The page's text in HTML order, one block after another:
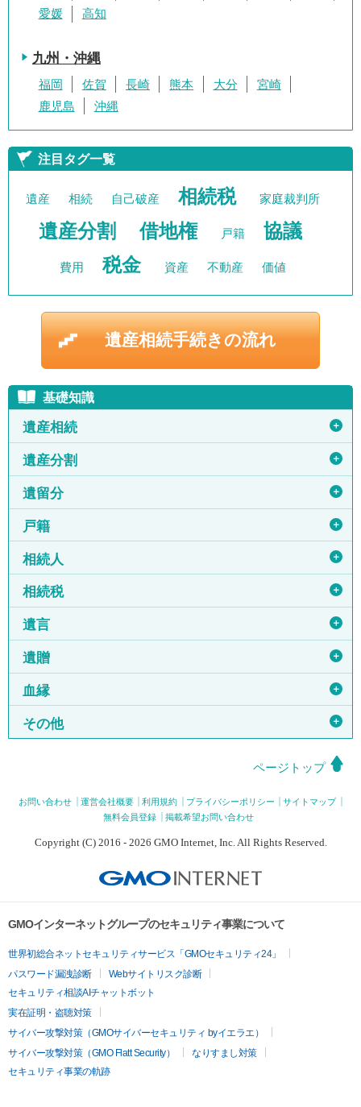
愛媛
高知
九州・沖縄
福岡 佐賀 長崎 熊本 大分
宮崎
鹿児島
沖縄
注目タグ一覧
遺産 相続 自己破産 相続税 家庭裁判所
遺産分割 借地権 戸籍 協議
費用 税金 資産 不動産 価値
遺産相続手続きの流れ
基礎知識
遺産相続 ＋
遺産分割 ＋
遺留分 ＋
戸籍 ＋
相続人 ＋
相続税 ＋
遺言 ＋
遺贈 ＋
血縁 ＋
その他 ＋
ページトップ
お問い合わせ 運営会社概要 利用規約 プライバシーポリシー
サイトマップ
無料会員登録
掲載希望お問い合わせ
Copyright (C) 2016 - 2026 GMO Internet, Inc. All Rights Reserved.
GMOインターネットグループのセキュリティ事業について
世界初総合ネットセキュリティサービス「GMOセキュリティ24」
パスワード漏洩診断
Webサイトリスク診断
セキュリティ相談AIチャットボット
実在証明・盗聴対策
サイバー攻撃対策（GMOサイバーセキュリティ byイエラエ）
サイバー攻撃対策（GMO Flatt Security）
なりすまし対策
セキュリティ事業の軌跡